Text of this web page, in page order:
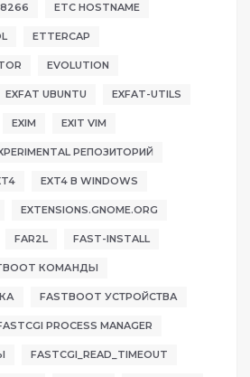
ETC HOSTNAME
ETTERCAP
EVOLUTION
EXFAT UBUNTU EXFAT-UTILS
EXIM EXIT VIM
РЕПОЗИТОРИЙ
EXT4 В WINDOWS
EXTENSIONS.GNOME.ORG
FAR2L FAST-INSTALL
КОМАНДЫ
FASTBOOT УСТРОЙСТВА
PROCESS MANAGER
FASTCGI_READ_TIMEOUT